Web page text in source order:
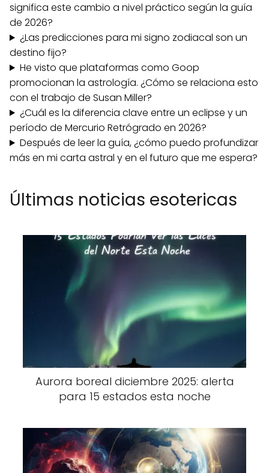
significa este cambio a nivel práctico según la guía
de 2026?
¿Las predicciones para mi signo zodiacal son un
destino fijo?
He visto que plataformas como Goop
promocionan la astrología. ¿Cómo se relaciona esto
con el trabajo de Susan Miller?
¿Cuál es la diferencia clave entre un eclipse y un
período de Mercurio Retrógrado en 2026?
Después de leer la guía, ¿cómo puedo profundizar
más en mi carta astral y en el futuro que me espera?
Últimas noticias esotericas
Aurora boreal diciembre 2025: alerta
para 15 estados esta noche